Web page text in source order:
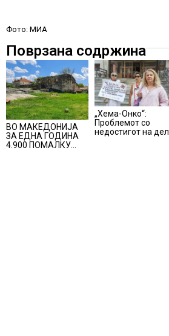
Фото: МИА
Поврзана содржина
ВО МАКЕДОНИЈА
ЗА ЕДНА ГОДИНА
4.900 ПОМАЛКУ
„Хема-Онко“:
Проблемот со
недостигот на дел